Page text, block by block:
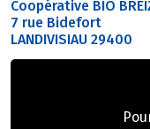
Coopérative BIO
7 rue Bidefort
LANDIVISIAU 29400